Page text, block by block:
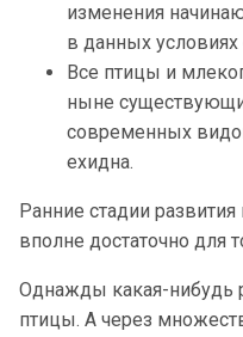
изменения
в данных
Все птицы и
ныне
современных
ехидна.
Ранние стадии
вполне достаточно для
Однажды какая-нибудь
птицы. А через